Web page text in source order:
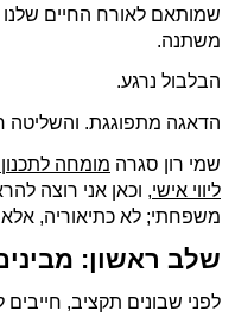
שמותאם לאורח החיים
משתנה.
הבלבול נרגע.
הדאגה מתפוגגת. והשליטה
שמי רון סגרה מומחה לתכנון
ליווי אישי, וכאן אני רוצה
משפחתי; לא כתיאוריה,
שלב ראשון:
לפני שבונים תקציב,